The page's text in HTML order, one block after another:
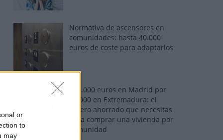
or
to
may
Normativa de ascensores en
comunidades: hasta 40.000
euros de coste para adaptarlos
110.000 euros en Madrid por
31.000 en Extremadura: el
dinero ahorrado que necesitas
para comprar una vivienda por
comunidad